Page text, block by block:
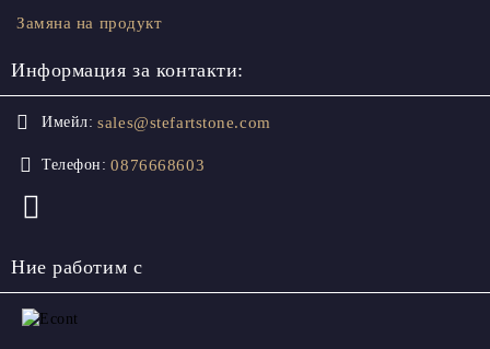
Замяна на продукт
Информация за контакти:
Имейл: sales@stefartstone.com
Телефон: 0876668603
Ние работим с